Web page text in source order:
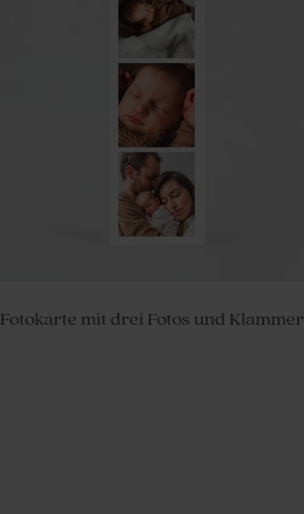
Fotokarte mit drei Fotos und Klammer